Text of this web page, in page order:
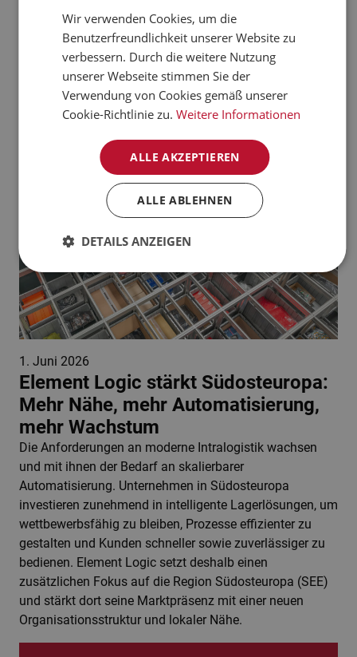
verarbeiten kann.
Jetzt mehr erfahren
Aktuelle News:
1. Juni 2026
Element Logic stärkt Südosteuropa:
Mehr Nähe, mehr Automatisierung,
mehr Wachstum
Die Anforderungen an moderne Intralogistik wachsen
und mit ihnen der Bedarf an skalierbarer
Automatisierung. Unternehmen in Südosteuropa
investieren zunehmend in intelligente Lagerlösungen, um
wettbewerbsfähig zu bleiben, Prozesse effizienter zu
gestalten und Kunden schneller sowie zuverlässiger zu
bedienen. Element Logic setzt deshalb einen
zusätzlichen Fokus auf die Region Südosteuropa (SEE)
und stärkt dort seine Marktpräsenz mit einer neuen
Organisationsstruktur und lokaler Nähe.
FRENCH
DANISH
ITALIAN
ENGLISH
Wir verwenden Cookies, um die
Benutzerfreundlichkeit unserer Website zu
verbessern. Durch die weitere Nutzung
unserer Webseite stimmen Sie der
Verwendung von Cookies gemäß unserer
Cookie-Richtlinie zu. Weitere Informationen
ALLE AKZEPTIEREN
ALLE ABLEHNEN
DETAILS ANZEIGEN